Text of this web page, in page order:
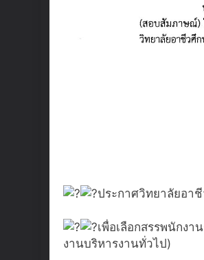
ประกาศวิทยาลัยอา
เพื่อเลือกสรรพนักง
งานบริหารงานทั่วไป)